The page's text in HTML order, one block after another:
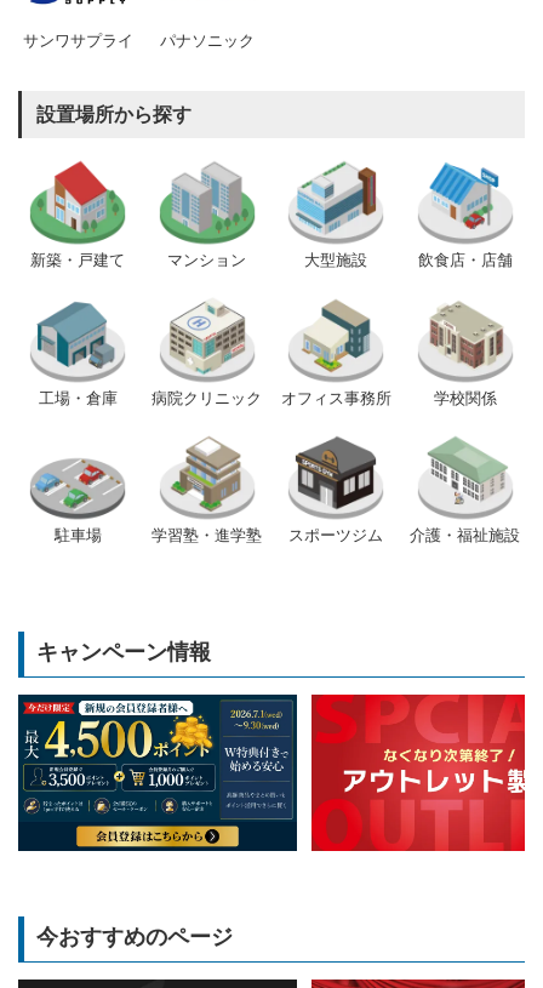
サンワサプライ パナソニック
設置場所から探す
新築・戸建て マンション 大型施設 飲食店・店舗
工場・倉庫 病院クリニック オフィス事務所 学校関係
駐車場 学習塾・進学塾 スポーツジム 介護・福祉施設
キャンペーン情報
今おすすめのページ